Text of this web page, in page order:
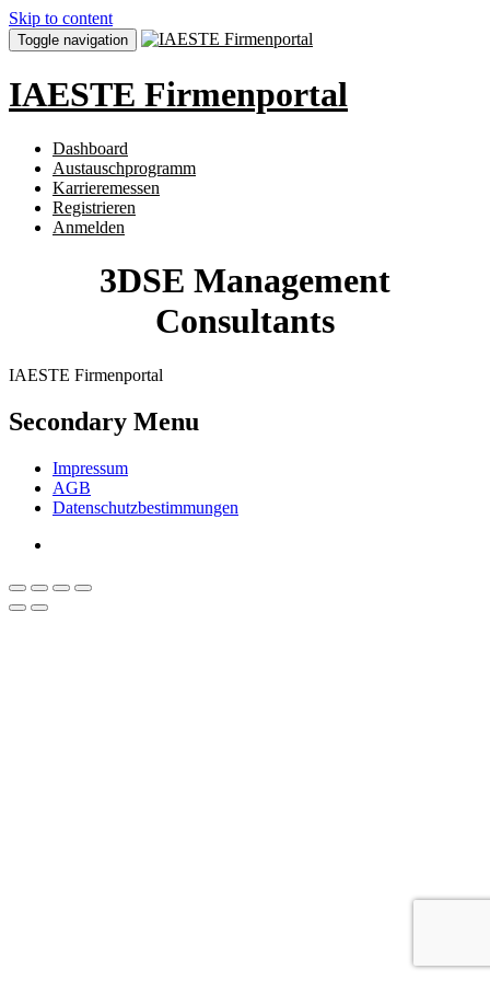
Skip to content
Toggle navigation
IAESTE Firmenportal
Dashboard
Austauschprogramm
Karrieremessen
Registrieren
Anmelden
3DSE Management
Consultants
IAESTE Firmenportal
Secondary Menu
Impressum
AGB
Datenschutzbestimmungen